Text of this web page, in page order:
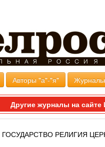
Авторы "а"-"я"
Другие журналы на
ГОСУДАРСТВО РЕЛИГИЯ